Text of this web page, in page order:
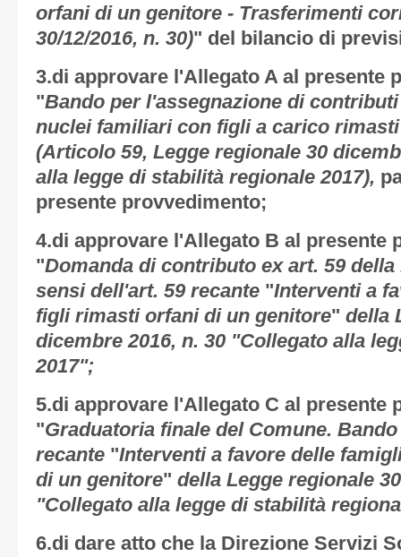
orfani di un genitore - Trasferimenti
30/12/2016, n. 30)" del bilancio di
3.di approvare l'Allegato Aal presente
"Bando per l'assegnazione di
nuclei familiari con figli a carico
(Articolo 59, Legge regionale 30
alla legge di stabilità regionale 2017),
presente provvedimento;
4.di approvare l'Allegato B al presente
"Domanda di contributo ex art. 59 della
sensi dell'art. 59 recante "Interventi a
figli rimasti orfani di un genitore" della
dicembre 2016, n. 30 "Collegato alla
2017";
5.di approvare l'Allegato C al presente
"Graduatoria finale del Comune.
recante "Interventi a favore delle
di un genitore" della Legge regionale
"Collegato alla legge di stabilità
6.di dare atto che la Direzione Servizi